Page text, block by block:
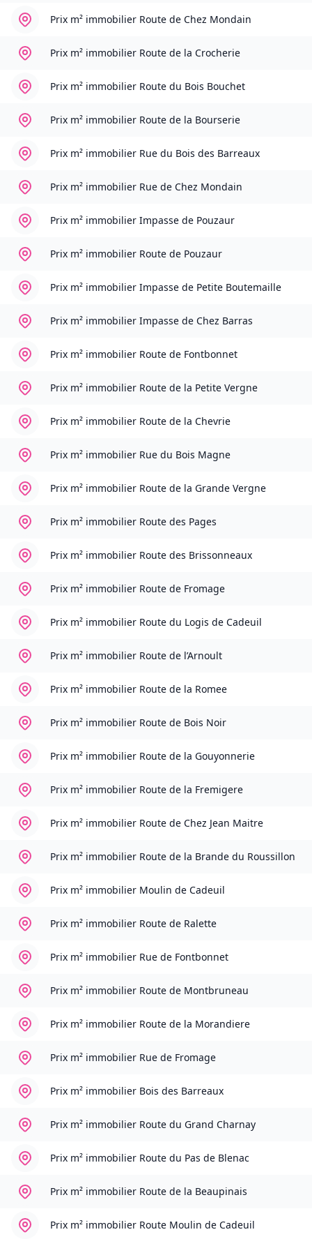
Prix m² immobilier Route de Chez Mondain
Prix m² immobilier Route de la Crocherie
Prix m² immobilier Route du Bois Bouchet
Prix m² immobilier Route de la Bourserie
Prix m² immobilier Rue du Bois des Barreaux
Prix m² immobilier Rue de Chez Mondain
Prix m² immobilier Impasse de Pouzaur
Prix m² immobilier Route de Pouzaur
Prix m² immobilier Impasse de Petite Boutemaille
Prix m² immobilier Impasse de Chez Barras
Prix m² immobilier Route de Fontbonnet
Prix m² immobilier Route de la Petite Vergne
Prix m² immobilier Route de la Chevrie
Prix m² immobilier Rue du Bois Magne
Prix m² immobilier Route de la Grande Vergne
Prix m² immobilier Route des Pages
Prix m² immobilier Route des Brissonneaux
Prix m² immobilier Route de Fromage
Prix m² immobilier Route du Logis de Cadeuil
Prix m² immobilier Route de l’Arnoult
Prix m² immobilier Route de la Romee
Prix m² immobilier Route de Bois Noir
Prix m² immobilier Route de la Gouyonnerie
Prix m² immobilier Route de la Fremigere
Prix m² immobilier Route de Chez Jean Maitre
Prix m² immobilier Route de la Brande du Roussillon
Prix m² immobilier Moulin de Cadeuil
Prix m² immobilier Route de Ralette
Prix m² immobilier Rue de Fontbonnet
Prix m² immobilier Route de Montbruneau
Prix m² immobilier Route de la Morandiere
Prix m² immobilier Rue de Fromage
Prix m² immobilier Bois des Barreaux
Prix m² immobilier Route du Grand Charnay
Prix m² immobilier Route du Pas de Blenac
Prix m² immobilier Route de la Beaupinais
Prix m² immobilier Route Moulin de Cadeuil